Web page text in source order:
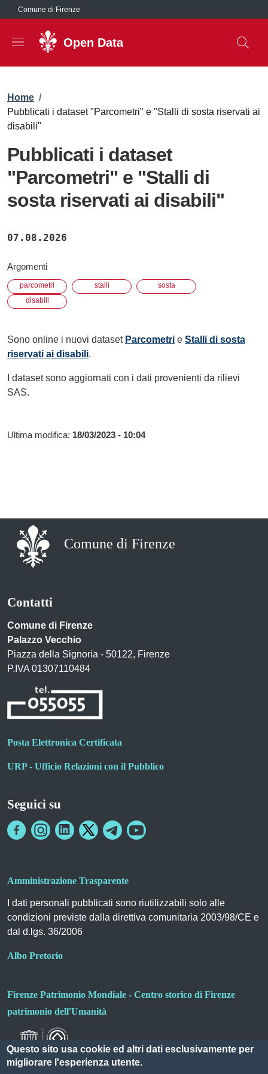
Salta al contenuto principale
Comune di Firenze
Open Data
Briciole di pane
Home /
Pubblicati i dataset "Parcometri" e "Stalli di sosta riservati ai
disabili"
Pubblicati i dataset
"Parcometri" e "Stalli di
sosta riservati ai disabili"
07.08.2026
Argomenti
parcometri stalli
sosta
disabili
Sono online i nuovi dataset Parcometri e Stalli di sosta
riservati ai disabili.
I dataset sono aggiornati con i dati provenienti da rilievi
SAS.
Ultima modifica: 18/03/2023 - 10:04
Comune di Firenze
Contatti
Comune di Firenze
Palazzo Vecchio
Piazza della Signoria - 50122, Firenze
P.IVA 01307110484
Posta Elettronica Certificata
URP - Ufficio Relazioni con il Pubblico
Seguici su
Amministrazione Trasparente
I dati personali pubblicati sono riutilizzabili solo alle
condizioni previste dalla direttiva comunitaria 2003/98/CE e
dal d.lgs. 36/2006
Albo Pretorio
Firenze Patrimonio Mondiale - Centro storico di Firenze
patrimonio dell'Umanità
Questo sito usa cookie ed altri dati esclusivamente per
migliorare l'esperienza utente.